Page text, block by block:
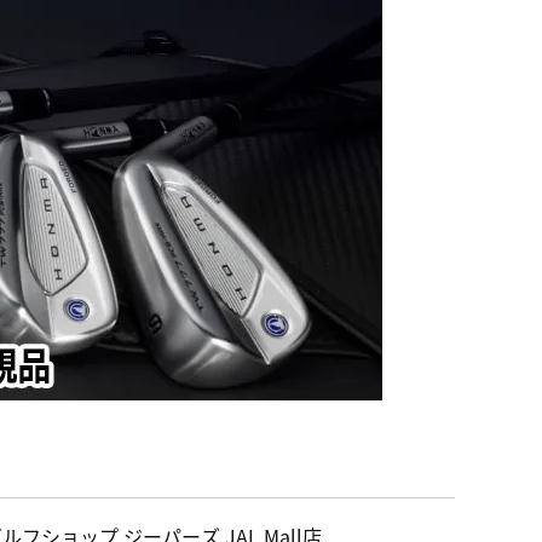
フショップ ジーパーズ JAL Mall店